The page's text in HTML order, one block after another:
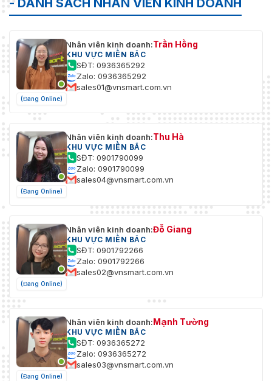
- DANH SÁCH NHÂN VIÊN KINH DOANH
(Đang Online)
Nhân viên kinh doanh:Trần Hồng
KHU VỰC MIỀN BẮC
SĐT: 0936365292
Zalo: 0936365292
sales01@vnsmart.com.vn
(Đang Online)
Nhân viên kinh doanh:Thu Hà
KHU VỰC MIỀN BẮC
SĐT: 0901790099
Zalo: 0901790099
sales04@vnsmart.com.vn
(Đang Online)
Nhân viên kinh doanh:Đỗ Giang
KHU VỰC MIỀN BẮC
SĐT: 0901792266
Zalo: 0901792266
sales02@vnsmart.com.vn
(Đang Online)
Nhân viên kinh doanh:Mạnh Tường
KHU VỰC MIỀN BẮC
SĐT: 0936365272
Zalo: 0936365272
sales03@vnsmart.com.vn